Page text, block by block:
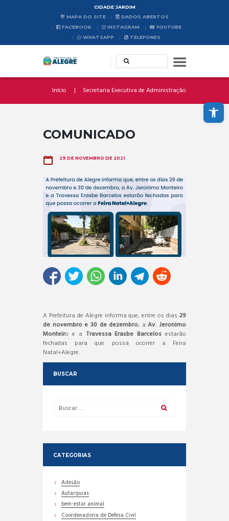
Abrir a barra de ferramentas
CIDADE JARDIM
MAPA DO SITE
DADOS ABERTOS
FACEBOOK
INSTAGRAM
YOUTUBE
WHATSAPP
TELEFONES
Início Secretaria Executiva de Administração
COMUNICADO
29 DE NOVEMBRO DE 2021
A Prefeitura de Alegre informa que, entre os dias 29
de novembro e 30 de dezembro, aAv. Jeronimo
Monteiro e a Travessa Erasbe Barcelos estarão
fechadas para que possa ocorrer a Feira
Natal+Alegre.
BUSCAR
CATEGORIAS
Adesão
Autarquias
bem-estar animal
Coordenadoria de Defesa Civil